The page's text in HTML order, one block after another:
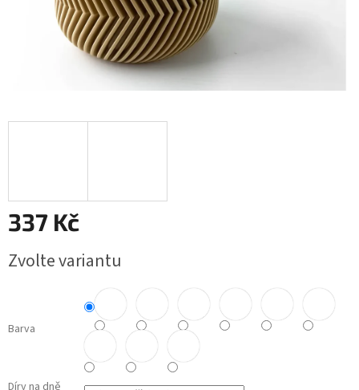
337 Kč
cena:
Zvolte variantu
Barva